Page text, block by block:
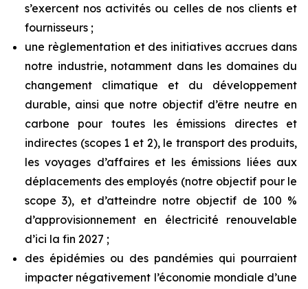
s’exercent nos activités ou celles de nos clients et
fournisseurs ;
une règlementation et des initiatives accrues dans
notre industrie, notamment dans les domaines du
changement climatique et du développement
durable, ainsi que notre objectif d’être neutre en
carbone pour toutes les émissions directes et
indirectes (scopes 1 et 2), le transport des produits,
les voyages d’affaires et les émissions liées aux
déplacements des employés (notre objectif pour le
scope 3), et d’atteindre notre objectif de 100 %
d’approvisionnement en électricité renouvelable
d’ici la fin 2027 ;
des épidémies ou des pandémies qui pourraient
impacter négativement l’économie mondiale d’une